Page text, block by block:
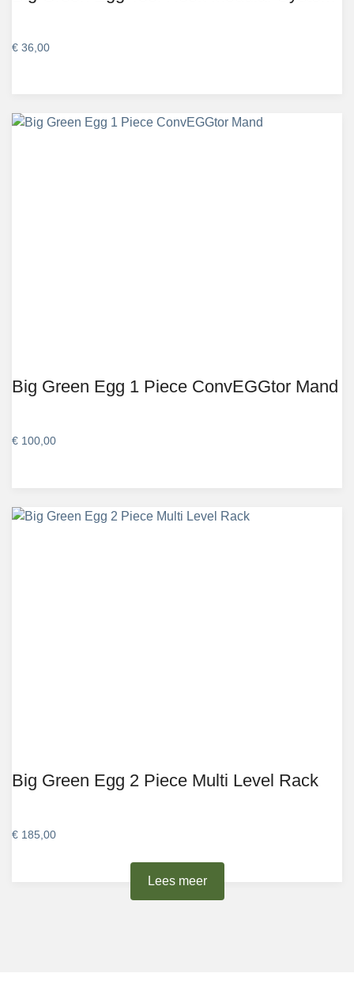
Lees meer
€ 36,00
Big Green Egg 1 Piece ConvEGGtor Mand
€ 100,00
Big Green Egg 2 Piece Multi Level Rack
€ 185,00